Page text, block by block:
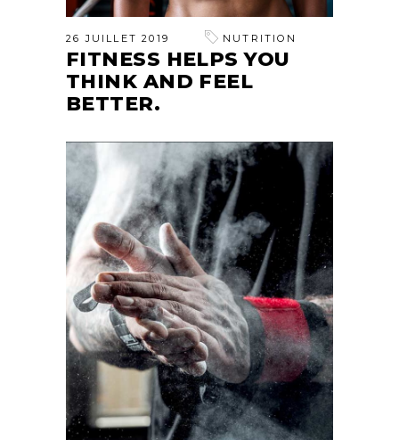
26 JUILLET 2019 NUTRITION
FITNESS HELPS YOU
THINK AND FEEL
BETTER.